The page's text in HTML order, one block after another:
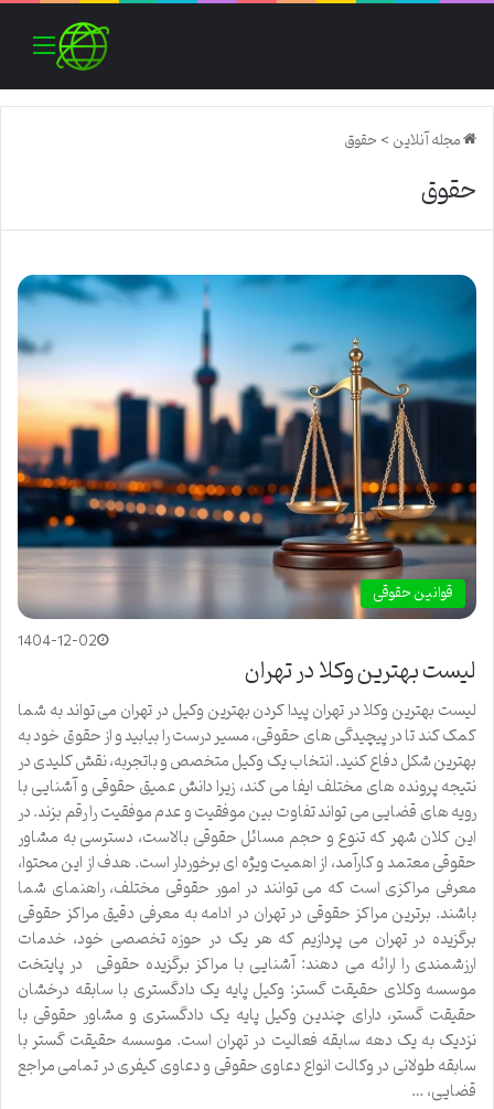
مجله آنلاین>حقوق
حقوق
قوانین حقوقی
1404-12-02
لیست بهترین وکلا در تهران
لیست بهترین وکلا در تهران پیدا کردن بهترین وکیل در تهران می تواند به شما
کمک کند تا در پیچیدگی های حقوقی، مسیر درست را بیابید و از حقوق خود به
بهترین شکل دفاع کنید. انتخاب یک وکیل متخصص و باتجربه، نقش کلیدی در
نتیجه پرونده های مختلف ایفا می کند، زیرا دانش عمیق حقوقی و آشنایی با
رویه های قضایی می تواند تفاوت بین موفقیت و عدم موفقیت را رقم بزند. در
این کلان شهر که تنوع و حجم مسائل حقوقی بالاست، دسترسی به مشاور
حقوقی معتمد و کارآمد، از اهمیت ویژه ای برخوردار است. هدف از این محتوا،
معرفی مراکزی است که می توانند در امور حقوقی مختلف، راهنمای شما
باشند. برترین مراکز حقوقی در تهران در ادامه به معرفی دقیق مراکز حقوقی
برگزیده در تهران می پردازیم که هر یک در حوزه تخصصی خود، خدمات
ارزشمندی را ارائه می دهند: آشنایی با مراکز برگزیده حقوقی در پایتخت
موسسه وکلای حقیقت گستر: وکیل پایه یک دادگستری با سابقه درخشان
حقیقت گستر، دارای چندین وکیل پایه یک دادگستری و مشاور حقوقی با
نزدیک به یک دهه سابقه فعالیت در تهران است. موسسه حقیقت گستر با
سابقه طولانی در وکالت انواع دعاوی حقوقی و دعاوی کیفری در تمامی مراجع
قضایی، …